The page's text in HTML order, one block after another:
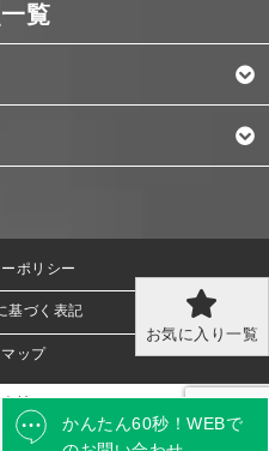
お気に入り一覧
かんたん60秒！ WEBで
ポリシー
基づく表記
ップ
社 All Rights Reserved.